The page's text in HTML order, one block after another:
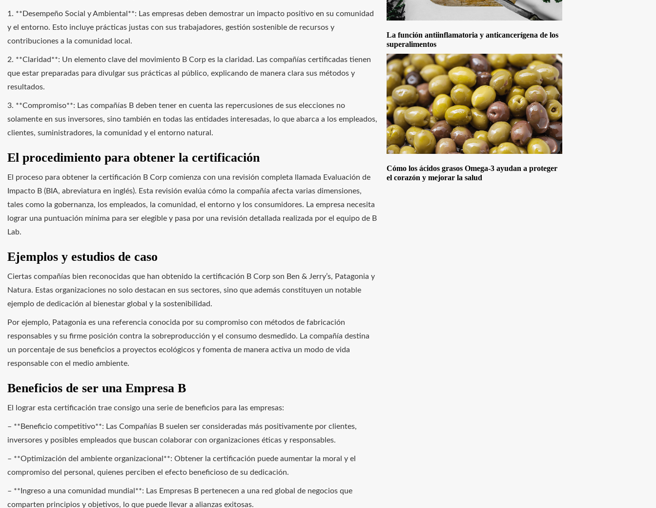
1. **Desempeño Social y Ambiental**: Las empresas deben demostrar un impacto positivo en su comunidad
y el entorno. Esto incluye prácticas justas con sus trabajadores, gestión sostenible de recursos y
contribuciones a la comunidad local.
2. **Claridad**: Un elemento clave del movimiento B Corp es la claridad. Las compañías certificadas tienen
que estar preparadas para divulgar sus prácticas al público, explicando de manera clara sus métodos y
resultados.
3. **Compromiso**: Las compañías B deben tener en cuenta las repercusiones de sus elecciones no
solamente en sus inversores, sino también en todas las entidades interesadas, lo que abarca a los empleados,
clientes, suministradores, la comunidad y el entorno natural.
El procedimiento para obtener la certificación
El proceso para obtener la certificación B Corp comienza con una revisión completa llamada Evaluación de
Impacto B (BIA, abreviatura en inglés). Esta revisión evalúa cómo la compañía afecta varias dimensiones,
tales como la gobernanza, los empleados, la comunidad, el entorno y los consumidores. La empresa necesita
lograr una puntuación mínima para ser elegible y pasa por una revisión detallada realizada por el equipo de B
Lab.
Ejemplos y estudios de caso
Ciertas compañías bien reconocidas que han obtenido la certificación B Corp son Ben & Jerry’s, Patagonia y
Natura. Estas organizaciones no solo destacan en sus sectores, sino que además constituyen un notable
ejemplo de dedicación al bienestar global y la sostenibilidad.
Por ejemplo, Patagonia es una referencia conocida por su compromiso con métodos de fabricación
responsables y su firme posición contra la sobreproducción y el consumo desmedido. La compañía destina
un porcentaje de sus beneficios a proyectos ecológicos y fomenta de manera activa un modo de vida
responsable con el medio ambiente.
Beneficios de ser una Empresa B
El lograr esta certificación trae consigo una serie de beneficios para las empresas:
– **Beneficio competitivo**: Las Compañías B suelen ser consideradas más positivamente por clientes,
inversores y posibles empleados que buscan colaborar con organizaciones éticas y responsables.
– **Optimización del ambiente organizacional**: Obtener la certificación puede aumentar la moral y el
compromiso del personal, quienes perciben el efecto beneficioso de su dedicación.
– **Ingreso a una comunidad mundial**: Las Empresas B pertenecen a una red global de negocios que
comparten principios y objetivos, lo que puede llevar a alianzas exitosas.
La función antiinflamatoria y anticancerígena de los
superalimentos
Cómo los ácidos grasos Omega-3 ayudan a proteger
el corazón y mejorar la salud